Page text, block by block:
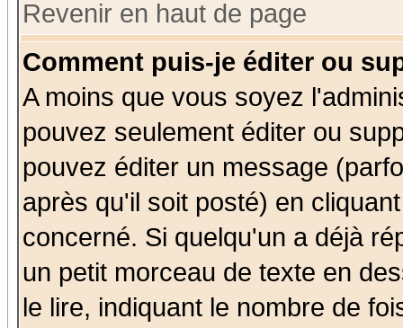
Revenir en haut de page
Comment puis-je éditer ou
A moins que vous soyez
pouvez seulement éditer ou
pouvez éditer un message
après qu'il soit posté) en
concerné. Si quelqu'un a déjà
un petit morceau de texte en
le lire, indiquant le nombre de